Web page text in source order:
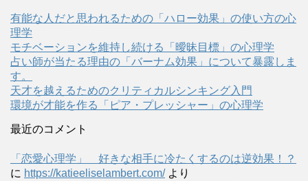
有能な人だと思われるための「ハロー効果」の使い方の心
理学
モチベーションを維持し続ける「曖昧目標」の心理学
占い師が当たる理由の「バーナム効果」について暴露しま
す。
天才を越えるためのクリティカルシンキング入門
環境が才能を作る「ピア・プレッシャー」の心理学
最近のコメント
「恋愛心理学」 好きな相手に冷たくするのは逆効果！？
に https://katieeliselambert.com/ より